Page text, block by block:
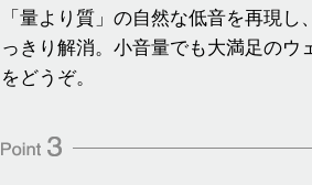
「量より質」の自然な低音を再現し
っきり解消。小音量でも大満足のウ
をどうぞ。